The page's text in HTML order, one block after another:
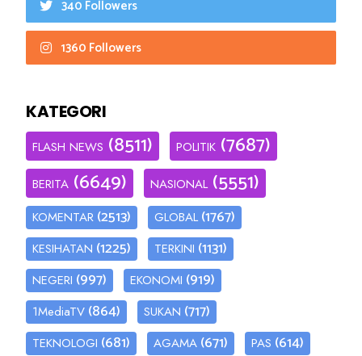
340 Followers
1360 Followers
KATEGORI
FLASH NEWS (8511) POLITIK (7687)
BERITA (6649) NASIONAL (5551)
KOMENTAR (2513) GLOBAL (1767)
KESIHATAN (1225) TERKINI (1131)
NEGERI (997) EKONOMI (919)
1MediaTV (864) SUKAN (717)
TEKNOLOGI (681) AGAMA (671) PAS (614)